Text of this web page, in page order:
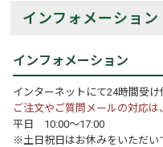
インフォメーション
インフォメーション
インターネットにて24時間受け
ご注文やご質問メールの対応は
平日 10:00～17:00
※土日祝日はお休みをいただい